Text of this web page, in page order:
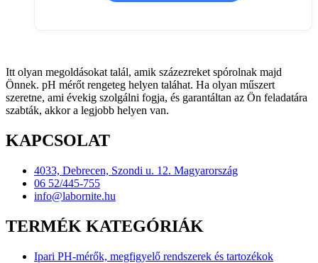
Itt olyan megoldásokat talál, amik százezreket spórolnak majd
Önnek. pH mérőt rengeteg helyen taláhat. Ha olyan műszert
szeretne, ami évekig szolgálni fogja, és garantáltan az Ön feladatára
szabták, akkor a legjobb helyen van.
KAPCSOLAT
4033, Debrecen, Szondi u. 12. Magyarország
06 52/445-755
info@labornite.hu
TERMÉK KATEGÓRIÁK
Ipari PH-mérők, megfigyelő rendszerek és tartozékok